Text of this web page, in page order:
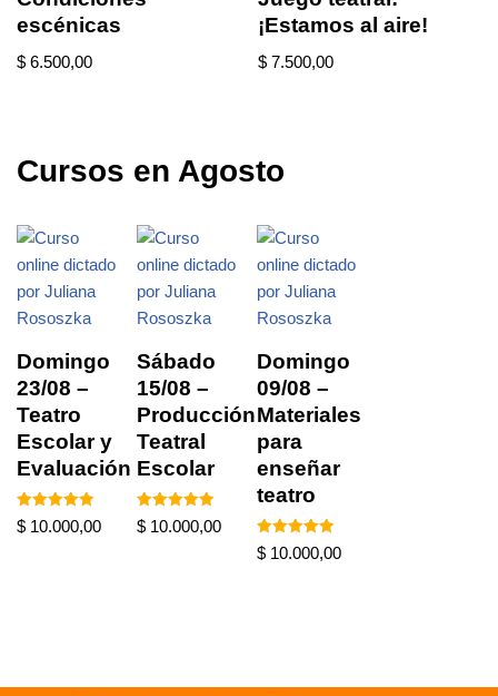
escénicas
$ 6.500,00
¡Estamos al aire!
$ 7.500,00
Cursos en Agosto
Domingo
23/08 –
Teatro
Escolar y
Evaluación
Valorado en
5.00
$ 10.000,00
Sábado
15/08 –
Producción
Teatral
Escolar
Valorado en
5.00
$ 10.000,00
Domingo
09/08 –
Materiales
para
enseñar
teatro
Valorado en
5.00
$ 10.000,00